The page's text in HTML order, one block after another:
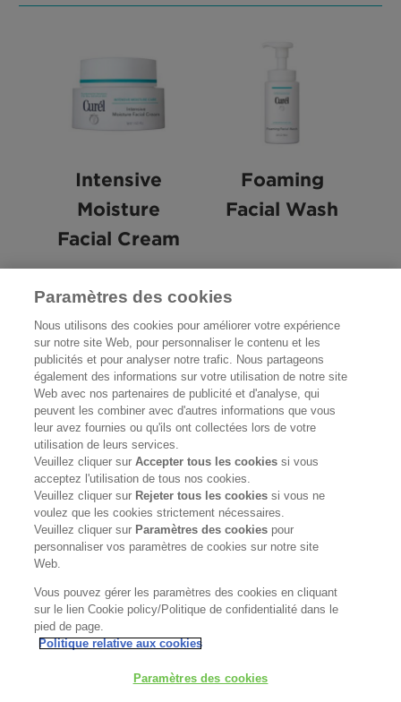
Intensive
Moisture
Facial Cream
Foaming
Facial Wash
Deep Moisture
Spray
Hydrating
Water
Essence
Paramètres des cookies
Nous utilisons des cookies pour améliorer votre expérience
sur notre site Web, pour personnaliser le contenu et les
publicités et pour analyser notre trafic. Nous partageons
également des informations sur votre utilisation de notre site
Web avec nos partenaires de publicité et d'analyse, qui
peuvent les combiner avec d'autres informations que vous
leur avez fournies ou qu'ils ont collectées lors de votre
utilisation de leurs services.
Veuillez cliquer surAccepter tous les cookies si vous
acceptez l'utilisation de tous nos cookies.
Veuillez cliquer sur Rejeter tous les cookies si vous ne
voulez que les cookies strictement nécessaires.
Veuillez cliquer sur Paramètres des cookies pour
personnaliser vos paramètres de cookies sur notre site
Web.
Vous pouvez gérer les paramètres des cookies en cliquant
sur le lien Cookie policy/Politique de confidentialité dans le
pied de page.
Politique relative aux cookies
Paramètres des cookies